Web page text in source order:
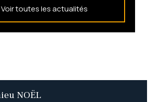
Voir toutes les actualités
NOËL